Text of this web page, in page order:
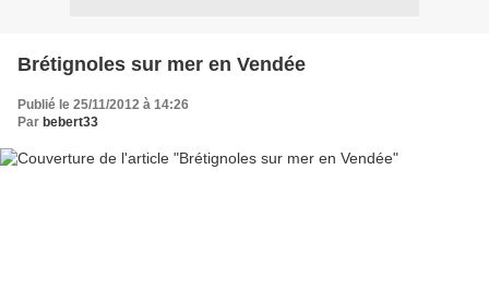
Brétignoles sur mer en Vendée
Publié le 25/11/2012 à 14:26
Par bebert33